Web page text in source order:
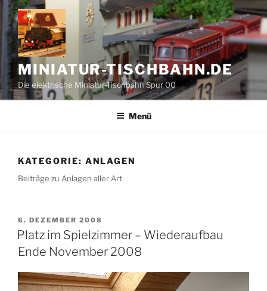
Zum
Inhalt
springen
MINIATUR-TISCHBAHN.DE
Die elektrische Miniatur-Tischbahn Spur 00
Menü
KATEGORIE: ANLAGEN
Beiträge zu Anlagen aller Art
VERÖFFENTLICHT
AM
6. DEZEMBER 2008
Platz im Spielzimmer – Wiederaufbau
Ende November 2008